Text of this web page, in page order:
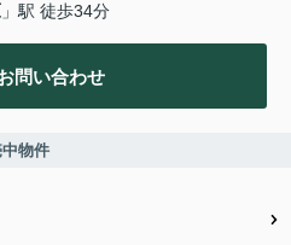
」駅 徒歩34分
問い合わせ
物件